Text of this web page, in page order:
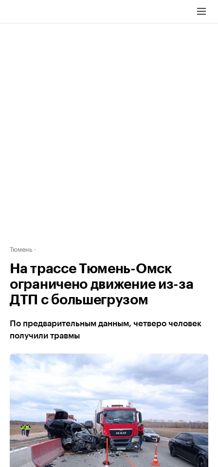
Тюмень
На трассе Тюмень-Омск
ограничено движение из-за
ДТП с большегрузом
По предварительным данным, четверо человек
получили травмы